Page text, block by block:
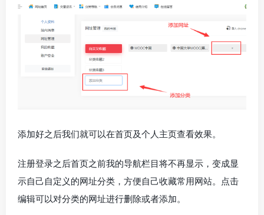
添加好之后我们就可以在首页及个人主页查看效果。
注册登录之后首页之前我的导航栏目将不再显示，变成显
示自己自定义的网址分类，方便自己收藏常用网站。点击
编辑可以对分类的网址进行删除或者添加。